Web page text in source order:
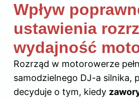
Wpływ
ustawienia
wydajność
Rozrząd w motorowerze
samodzielnego DJ-a silnika,
decyduje o tym, kiedy